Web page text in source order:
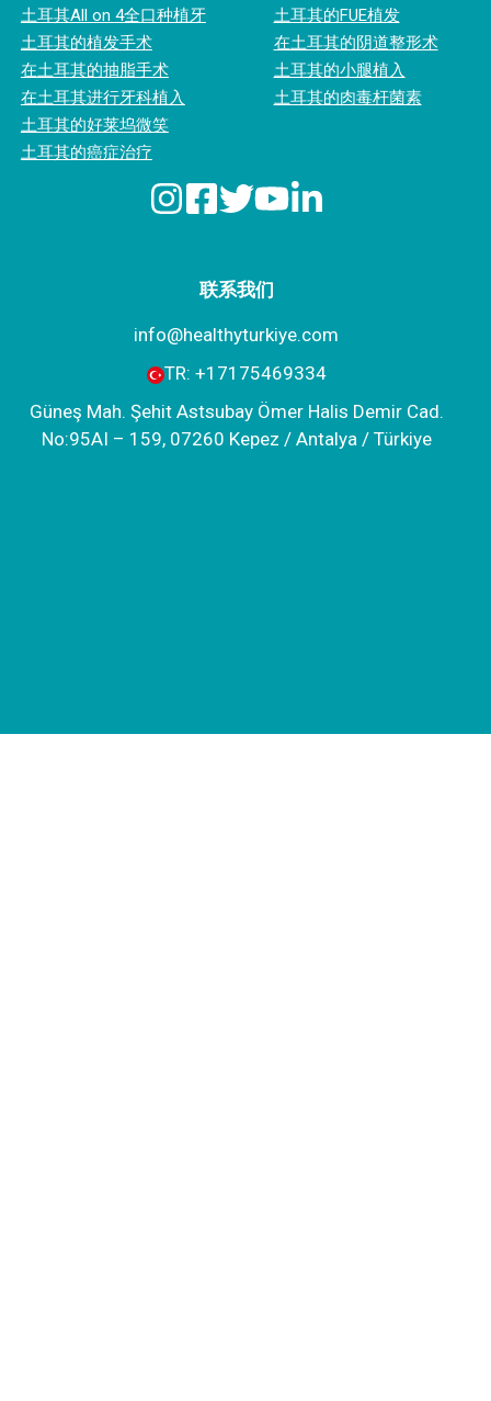
土耳其All on 4全口种植牙
土耳其的植发手术
在土耳其的抽脂手术
在土耳其进行牙科植入
土耳其的好莱坞微笑
土耳其的癌症治疗
土耳其的FUE植发
在土耳其的阴道整形术
土耳其的小腿植入
土耳其的肉毒杆菌素
联系我们
info@healthyturkiye.com
TR: +‪17175469334‬
Güneş Mah. Şehit Astsubay Ömer Halis Demir Cad.
No:95AI – 159, 07260 Kepez / Antalya / Türkiye